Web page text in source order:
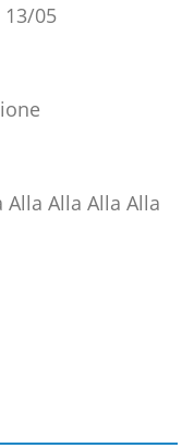
13/05
Alla Alla Alla Alla